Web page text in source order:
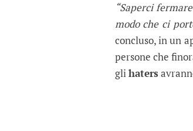
“Saperci
modo che ci
concluso, in un
persone che
glihaters